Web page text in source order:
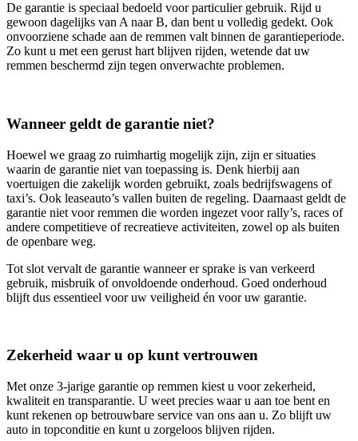
De garantie is speciaal bedoeld voor particulier gebruik. Rijd u
gewoon dagelijks van A naar B, dan bent u volledig gedekt. Ook
onvoorziene schade aan de remmen valt binnen de garantieperiode.
Zo kunt u met een gerust hart blijven rijden, wetende dat uw
remmen beschermd zijn tegen onverwachte problemen.
Wanneer geldt de garantie niet?
Hoewel we graag zo ruimhartig mogelijk zijn, zijn er situaties
waarin de garantie niet van toepassing is. Denk hierbij aan
voertuigen die zakelijk worden gebruikt, zoals bedrijfswagens of
taxi’s. Ook leaseauto’s vallen buiten de regeling. Daarnaast geldt de
garantie niet voor remmen die worden ingezet voor rally’s, races of
andere competitieve of recreatieve activiteiten, zowel op als buiten
de openbare weg.
Tot slot vervalt de garantie wanneer er sprake is van verkeerd
gebruik, misbruik of onvoldoende onderhoud. Goed onderhoud
blijft dus essentieel voor uw veiligheid én voor uw garantie.
Zekerheid waar u op kunt vertrouwen
Met onze 3‑jarige garantie op remmen kiest u voor zekerheid,
kwaliteit en transparantie. U weet precies waar u aan toe bent en
kunt rekenen op betrouwbare service van ons aan u. Zo blijft uw
auto in topconditie en kunt u zorgeloos blijven rijden.